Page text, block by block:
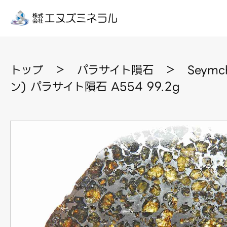
トップ ＞ パラサイト隕石 ＞
ン) パラサイト隕石 A554 99.2g